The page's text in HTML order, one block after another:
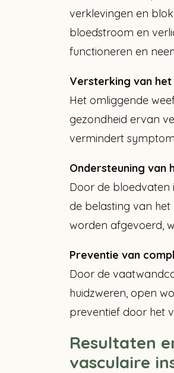
verklevingen en
bloedstroom en
functioneren en
Versterking van
Het omliggende
gezondheid ervan
vermindert
Ondersteuning van
Door de bloedvaten
de belasting van
worden afgevoerd,
Preventie van
Door de
huidzweren, open
preventief door het
Resultaten
vasculaire